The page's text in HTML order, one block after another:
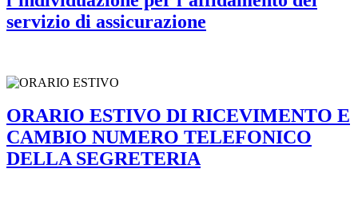
servizio di assicurazione
ORARIO ESTIVO DI RICEVIMENTO E
CAMBIO NUMERO TELEFONICO
DELLA SEGRETERIA